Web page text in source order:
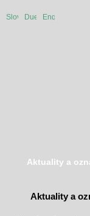
SlovenskáDuetsche
English
Aktuality a
Aktuality a